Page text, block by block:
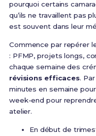
pourquoi certains
qu’ils ne travaillent pas
est souvent dans leur
Commence par repérer
: PFMP, projets longs,
chaque semaine des
révisions efficaces.
minutes en semaine
week-end pour
atelier.
En début de